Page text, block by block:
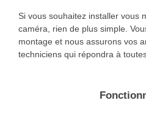
Si vous souhaitez installer vous
caméra, rien de plus simple.
montage et nous assurons vos
techniciens qui répondra à